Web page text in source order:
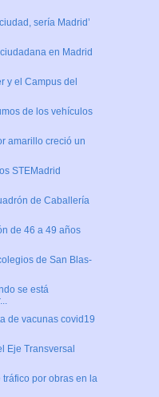
sería Madrid’
en Madrid
y el Campus del
de los vehículos
amarillo creció un
STEMadrid
de Caballería
de 46 a 49 años
de San Blas-
se está
de vacunas covid19
Eje Transversal
por obras en la